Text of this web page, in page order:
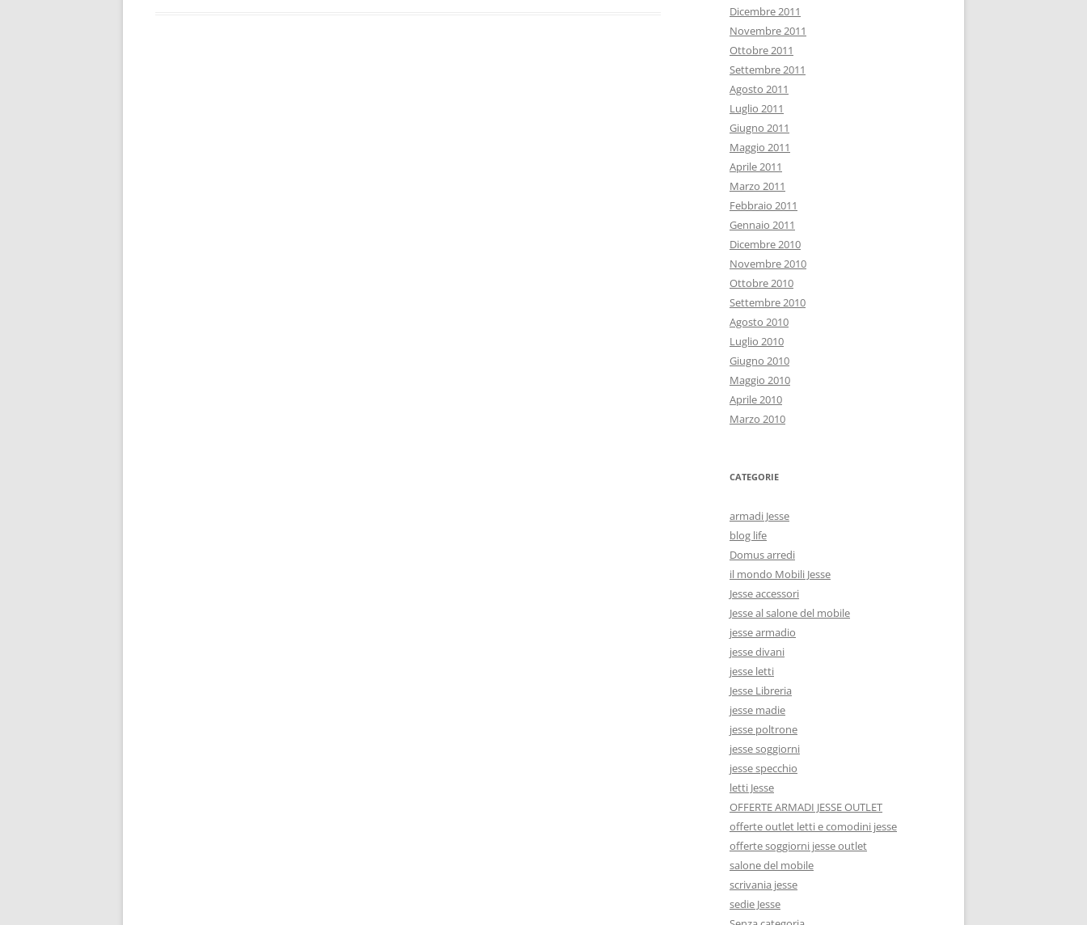
Dicembre 2011
Novembre 2011
Ottobre 2011
Settembre 2011
Agosto 2011
Luglio 2011
Giugno 2011
Maggio 2011
Aprile 2011
Marzo 2011
Febbraio 2011
Gennaio 2011
Dicembre 2010
Novembre 2010
Ottobre 2010
Settembre 2010
Agosto 2010
Luglio 2010
Giugno 2010
Maggio 2010
Aprile 2010
Marzo 2010
CATEGORIE
armadi Jesse
blog life
Domus arredi
il mondo Mobili Jesse
Jesse accessori
Jesse al salone del mobile
jesse armadio
jesse divani
jesse letti
Jesse Libreria
jesse madie
jesse poltrone
jesse soggiorni
jesse specchio
letti Jesse
OFFERTE ARMADI JESSE OUTLET
offerte outlet letti e comodini jesse
offerte soggiorni jesse outlet
salone del mobile
scrivania jesse
sedie Jesse